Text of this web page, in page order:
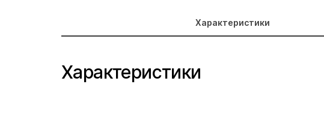
Характеристики
Характеристики